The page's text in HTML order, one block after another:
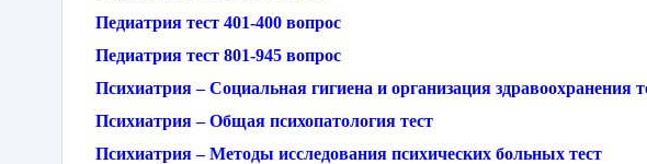
Педиатрия тест 401-400 вопрос
Педиатрия тест 801-945 вопрос
Психиатрия – Социальная гигиена и организация здравоохранения
Психиатрия – Общая психопатология тест
Психиатрия – Методы исследования психических больных тест